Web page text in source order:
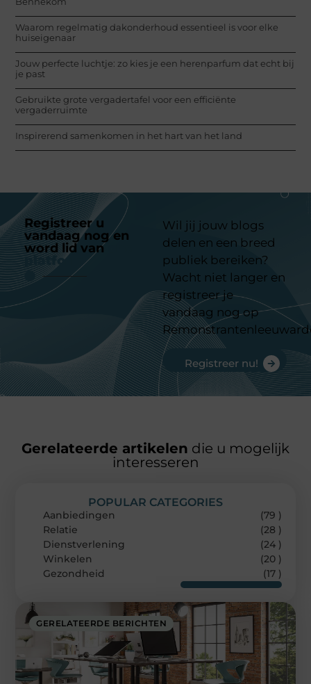
Waarom regelmatig dakonderhoud essentieel is voor elke
huiseigenaar
Jouw perfecte luchtje: zo kies je een herenparfum dat echt bij
je past
Gebruikte grote vergadertafel voor een efficiënte
vergaderruimte
Inspirerend samenkomen in het hart van het land
Registreer u
vandaag nog en
word lid van
platform
Wil jij jouw blogs
delen en een breed
publiek bereiken?
Wacht niet langer en
registreer je
vandaag nog op
Registreer nu!
Gerelateerde artikelen die u mogelijk
interesseren
GERELATEERDE BERICHTEN
POPULAR CATEGORIES
Aanbiedingen
(79 )
Relatie
(28 )
Dienstverlening
(24 )
Winkelen
(20 )
Gezondheid
(17 )